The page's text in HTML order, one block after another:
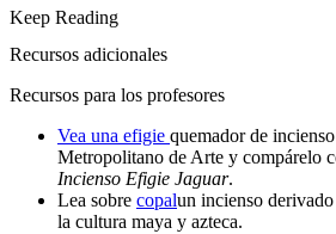
Keep Reading
Recursos adicionales
Recursos para los profesores
Vea una efigie quemador de
Metropolitano de Arte y compárelo
Incienso Efigie Jaguar.
Lea sobre copalun incienso
la cultura maya y azteca.